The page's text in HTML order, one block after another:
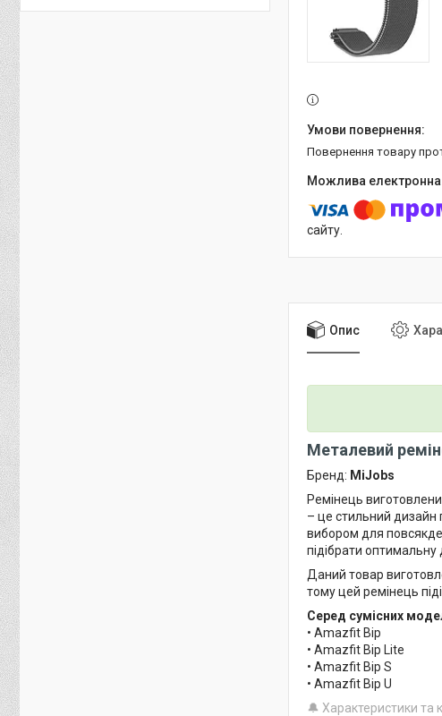
повернення товару
сайту.
Опис
Металевий
Бренд: MiJobs
Ремінець
– це стильний дизайн
вибором для
підібрати
Даний товар
тому цей ремінець
Серед сумісних
• Amazfit Bip
• Amazfit Bip Lite
• Amazfit Bip S
• Amazfit Bip U
🔔 Характеристики